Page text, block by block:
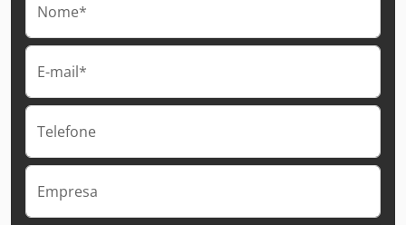
Nome*
E-mail*
Telefone
Empresa